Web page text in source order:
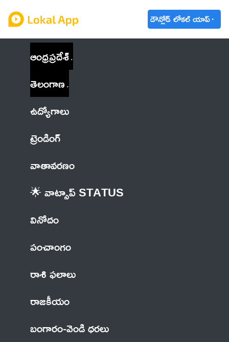
డౌన్లోడ్ లోకల్ యాప్
ఆంధ్రప్రదేశ్
తెలంగాణ
ఉద్యోగాలు
ట్రెండింగ్
వాతావరణం
🌟 వాట్సాప్ STATUS
వినోదం
పంచాంగం
రాశి ఫలాలు
రాజకీయం
బంగారం-వెండి ధరలు